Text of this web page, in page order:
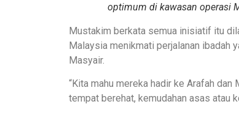
optimum di kawasan operasi
Mustakim berkata semua inisiatif itu
Malaysia menikmati perjalanan ibadah
Masyair.
“Kita mahu mereka hadir ke Arafah
tempat berehat, kemudahan asas atau